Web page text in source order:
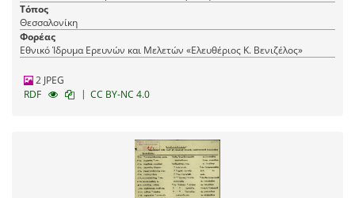
Τόπος
Θεσσαλονίκη
Φορέας
Εθνικό Ίδρυμα Ερευνών και Μελετών «Ελευθέριος Κ. Βενιζέλος»
2 JPEG
RDF
| CC BY-NC 4.0